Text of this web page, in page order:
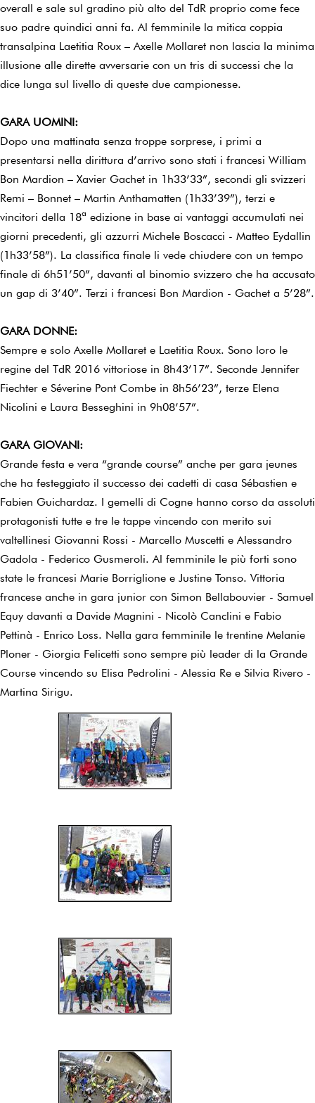
overall e sale sul gradino più alto del TdR proprio come fece
suo padre quindici anni fa. Al femminile la mitica coppia
transalpina Laetitia Roux – Axelle Mollaret non lascia la minima
illusione alle dirette avversarie con un tris di successi che la
dice lunga sul livello di queste due campionesse.
GARA UOMINI:
Dopo una mattinata senza troppe sorprese, i primi a
presentarsi nella dirittura d’arrivo sono stati i francesi William
Bon Mardion – Xavier Gachet in 1h33’33”, secondi gli svizzeri
Remi – Bonnet – Martin Anthamatten (1h33’39”), terzi e
vincitori della 18ª edizione in base ai vantaggi accumulati nei
giorni precedenti, gli azzurri Michele Boscacci - Matteo Eydallin
(1h33’58”). La classifica finale li vede chiudere con un tempo
finale di 6h51’50”, davanti al binomio svizzero che ha accusato
un gap di 3’40”. Terzi i francesi Bon Mardion - Gachet a 5’28”.
GARA DONNE:
Sempre e solo Axelle Mollaret e Laetitia Roux. Sono loro le
regine del TdR 2016 vittoriose in 8h43’17”. Seconde Jennifer
Fiechter e Séverine Pont Combe in 8h56’23”, terze Elena
Nicolini e Laura Besseghini in 9h08’57”.
GARA GIOVANI:
Grande festa e vera “grande course” anche per gara jeunes
che ha festeggiato il successo dei cadetti di casa Sébastien e
Fabien Guichardaz. I gemelli di Cogne hanno corso da assoluti
protagonisti tutte e tre le tappe vincendo con merito sui
valtellinesi Giovanni Rossi - Marcello Muscetti e Alessandro
Gadola - Federico Gusmeroli. Al femminile le più forti sono
state le francesi Marie Borriglione e Justine Tonso. Vittoria
francese anche in gara junior con Simon Bellabouvier - Samuel
Equy davanti a Davide Magnini - Nicolò Canclini e Fabio
Pettinà - Enrico Loss. Nella gara femminile le trentine Melanie
Ploner - Giorgia Felicetti sono sempre più leader di la Grande
Course vincendo su Elisa Pedrolini - Alessia Re e Silvia Rivero -
Martina Sirigu.